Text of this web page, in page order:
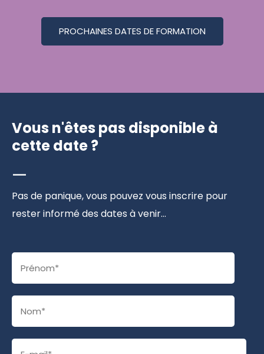
PROCHAINES DATES DE FORMATION
Vous n'êtes pas disponible à
cette date ?
—
Pas de panique, vous pouvez vous inscrire pour
rester informé des dates à venir...